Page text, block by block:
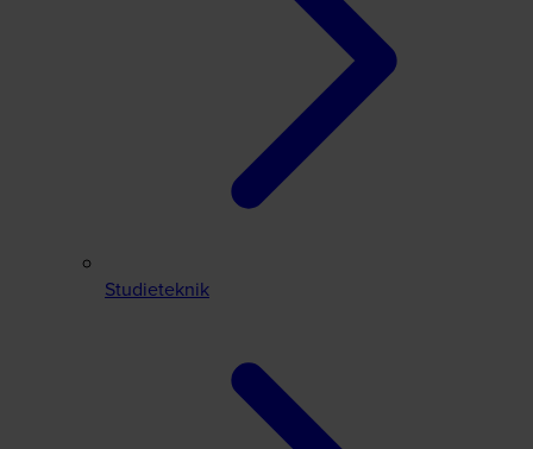
Studieteknik